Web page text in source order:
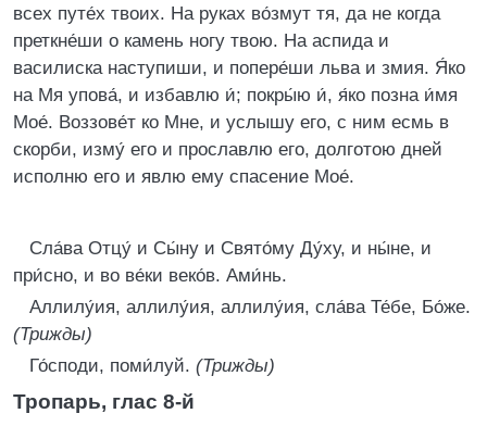
всех путе́х твоих. На руках во́змут тя, да не когда
преткне́ши о камень ногу твою. На аспида и
василиска наступиши, и попере́ши льва и змия. Я́ко
на Мя упова́, и избавлю и́; покры́ю и́, я́ко позна и́мя
Мое́. Воззове́т ко Мне, и услышу его, с ним есмь в
скорби, изму́ его и прославлю его, долготою дней
исполню его и явлю ему спасение Мое́.
Сла́ва Отцу́ и Сы́ну и Свято́му Ду́ху, и ны́не, и
при́сно, и во ве́ки веко́в. Ами́нь.
Аллилу́ия, аллилу́ия, аллилу́ия, сла́ва Те́бе, Бо́же.
(Трижды)
Го́споди, поми́луй. (Трижды)
Тропарь, глас 8-й